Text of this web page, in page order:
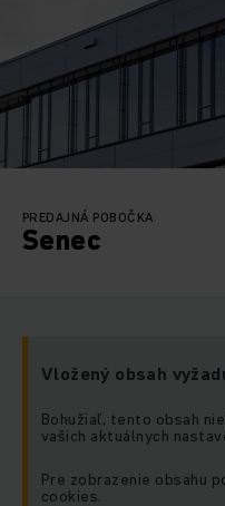
PREDAJNÁ POBOČKA
Senec
Vložený obsah
Bohužiaľ, tento obsah
vašich aktuálnych
Pre zobrazenie obsahu
cookies.